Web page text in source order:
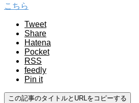
こちら
Tweet
Share
Hatena
Pocket
RSS
feedly
Pin it
この記事のタイトルとURLをコピーする